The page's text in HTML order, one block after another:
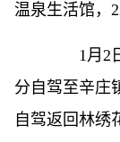
温泉生活馆，
1月2日
分自驾至辛庄
自驾返回林绣